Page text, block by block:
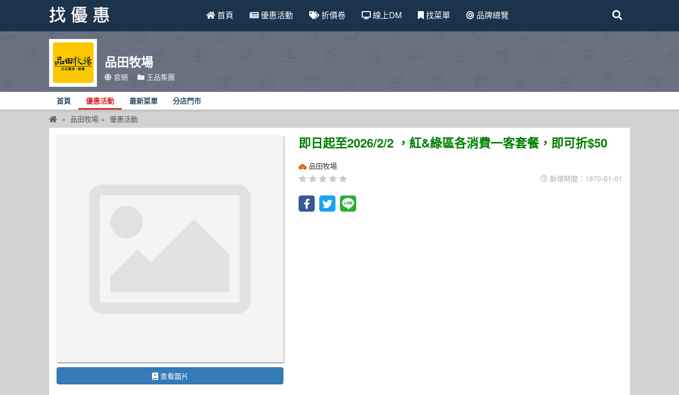
首頁 優惠活動 折價卷 線上DM 找菜單 品牌總覽
品田牧場
官網 王品集團
首頁 優惠活動 最新菜單 分店門市
品田牧場 優惠活動
查看圖片
即日起至2026/2/2 ，紅&綠區各消費一客套餐，即可折$50
品田牧場
新增時間：1970-01-01